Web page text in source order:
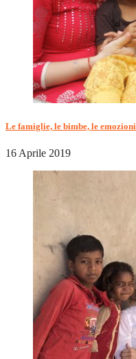
Le famiglie, le bimbe, le emozioni
16 Aprile 2019